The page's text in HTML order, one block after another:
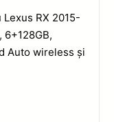
RX 2015-
6+128GB,
Auto wireless și